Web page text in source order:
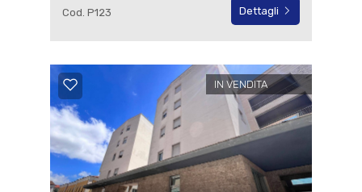
Cod. P123 Dettagli
IN VENDITA